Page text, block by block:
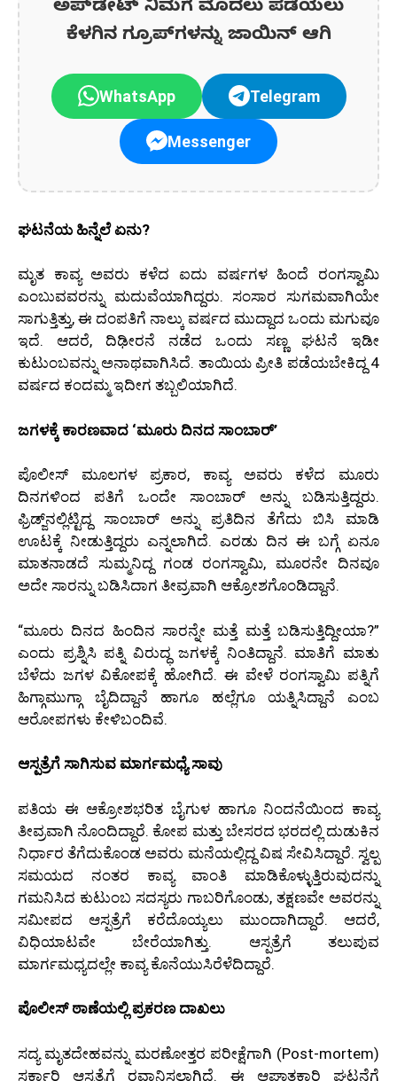
ಅಪ್‌ಡೇಟ್‌ ನಿಮಗೆ ಮೊದಲು ಪಡೆಯಲು
ಕೆಳಗಿನ ಗ್ರೂಪ್‌ಗಳನ್ನು ಜಾಯಿನ್ ಆಗಿ
WhatsApp Telegram
Messenger
ಘಟನೆಯ ಹಿನ್ನೆಲೆ ಏನು?
ಮೃತ ಕಾವ್ಯ ಅವರು ಕಳೆದ ಐದು ವರ್ಷಗಳ ಹಿಂದೆ ರಂಗಸ್ವಾಮಿ
ಎಂಬುವವರನ್ನು ಮದುವೆಯಾಗಿದ್ದರು. ಸಂಸಾರ ಸುಗಮವಾಗಿಯೇ
ಸಾಗುತ್ತಿತ್ತು, ಈ ದಂಪತಿಗೆ ನಾಲ್ಕು ವರ್ಷದ ಮುದ್ದಾದ ಒಂದು ಮಗುವೂ
ಇದೆ. ಆದರೆ, ದಿಢೀರನೆ ನಡೆದ ಒಂದು ಸಣ್ಣ ಘಟನೆ ಇಡೀ
ಕುಟುಂಬವನ್ನು ಅನಾಥವಾಗಿಸಿದೆ. ತಾಯಿಯ ಪ್ರೀತಿ ಪಡೆಯಬೇಕಿದ್ದ 4
ವರ್ಷದ ಕಂದಮ್ಮ ಇದೀಗ ತಬ್ಬಲಿಯಾಗಿದೆ.
ಜಗಳಕ್ಕೆ ಕಾರಣವಾದ ‘ಮೂರು ದಿನದ ಸಾಂಬಾರ್’
ಪೊಲೀಸ್ ಮೂಲಗಳ ಪ್ರಕಾರ, ಕಾವ್ಯ ಅವರು ಕಳೆದ ಮೂರು
ದಿನಗಳಿಂದ ಪತಿಗೆ ಒಂದೇ ಸಾಂಬಾರ್ ಅನ್ನು ಬಡಿಸುತ್ತಿದ್ದರು.
ಫ್ರಿಡ್ಜ್‌ನಲ್ಲಿಟ್ಟಿದ್ದ ಸಾಂಬಾರ್ ಅನ್ನು ಪ್ರತಿದಿನ ತೆಗೆದು ಬಿಸಿ ಮಾಡಿ
ಊಟಕ್ಕೆ ನೀಡುತ್ತಿದ್ದರು ಎನ್ನಲಾಗಿದೆ. ಎರಡು ದಿನ ಈ ಬಗ್ಗೆ ಏನೂ
ಮಾತನಾಡದೆ ಸುಮ್ಮನಿದ್ದ ಗಂಡ ರಂಗಸ್ವಾಮಿ, ಮೂರನೇ ದಿನವೂ
ಅದೇ ಸಾರನ್ನು ಬಡಿಸಿದಾಗ ತೀವ್ರವಾಗಿ ಆಕ್ರೋಶಗೊಂಡಿದ್ದಾನೆ.
“ಮೂರು ದಿನದ ಹಿಂದಿನ ಸಾರನ್ನೇ ಮತ್ತೆ ಮತ್ತೆ ಬಡಿಸುತ್ತಿದ್ದೀಯಾ?”
ಎಂದು ಪ್ರಶ್ನಿಸಿ ಪತ್ನಿ ವಿರುದ್ಧ ಜಗಳಕ್ಕೆ ನಿಂತಿದ್ದಾನೆ. ಮಾತಿಗೆ ಮಾತು
ಬೆಳೆದು ಜಗಳ ವಿಕೋಪಕ್ಕೆ ಹೋಗಿದೆ. ಈ ವೇಳೆ ರಂಗಸ್ವಾಮಿ ಪತ್ನಿಗೆ
ಹಿಗ್ಗಾಮುಗ್ಗಾ ಬೈದಿದ್ದಾನೆ ಹಾಗೂ ಹಲ್ಲೆಗೂ ಯತ್ನಿಸಿದ್ದಾನೆ ಎಂಬ
ಆರೋಪಗಳು ಕೇಳಿಬಂದಿವೆ.
ಆಸ್ಪತ್ರೆಗೆ ಸಾಗಿಸುವ ಮಾರ್ಗಮಧ್ಯೆ ಸಾವು
ಪತಿಯ ಈ ಆಕ್ರೋಶಭರಿತ ಬೈಗುಳ ಹಾಗೂ ನಿಂದನೆಯಿಂದ ಕಾವ್ಯ
ತೀವ್ರವಾಗಿ ನೊಂದಿದ್ದಾರೆ. ಕೋಪ ಮತ್ತು ಬೇಸರದ ಭರದಲ್ಲಿ ದುಡುಕಿನ
ನಿರ್ಧಾರ ತೆಗೆದುಕೊಂಡ ಅವರು ಮನೆಯಲ್ಲಿದ್ದ ವಿಷ ಸೇವಿಸಿದ್ದಾರೆ. ಸ್ವಲ್ಪ
ಸಮಯದ ನಂತರ ಕಾವ್ಯ ವಾಂತಿ ಮಾಡಿಕೊಳ್ಳುತ್ತಿರುವುದನ್ನು
ಗಮನಿಸಿದ ಕುಟುಂಬ ಸದಸ್ಯರು ಗಾಬರಿಗೊಂಡು, ತಕ್ಷಣವೇ ಅವರನ್ನು
ಸಮೀಪದ ಆಸ್ಪತ್ರೆಗೆ ಕರೆದೊಯ್ಯಲು ಮುಂದಾಗಿದ್ದಾರೆ. ಆದರೆ,
ವಿಧಿಯಾಟವೇ ಬೇರೆಯಾಗಿತ್ತು. ಆಸ್ಪತ್ರೆಗೆ ತಲುಪುವ
ಮಾರ್ಗಮಧ್ಯದಲ್ಲೇ ಕಾವ್ಯ ಕೊನೆಯುಸಿರೆಳೆದಿದ್ದಾರೆ.
ಪೊಲೀಸ್ ಠಾಣೆಯಲ್ಲಿ ಪ್ರಕರಣ ದಾಖಲು
ಸದ್ಯ ಮೃತದೇಹವನ್ನು ಮರಣೋತ್ತರ ಪರೀಕ್ಷೆಗಾಗಿ (Post-mortem)
ಸರ್ಕಾರಿ ಆಸ್ಪತ್ರೆಗೆ ರವಾನಿಸಲಾಗಿದೆ. ಈ ಆಘಾತಕಾರಿ ಘಟನೆಗೆ